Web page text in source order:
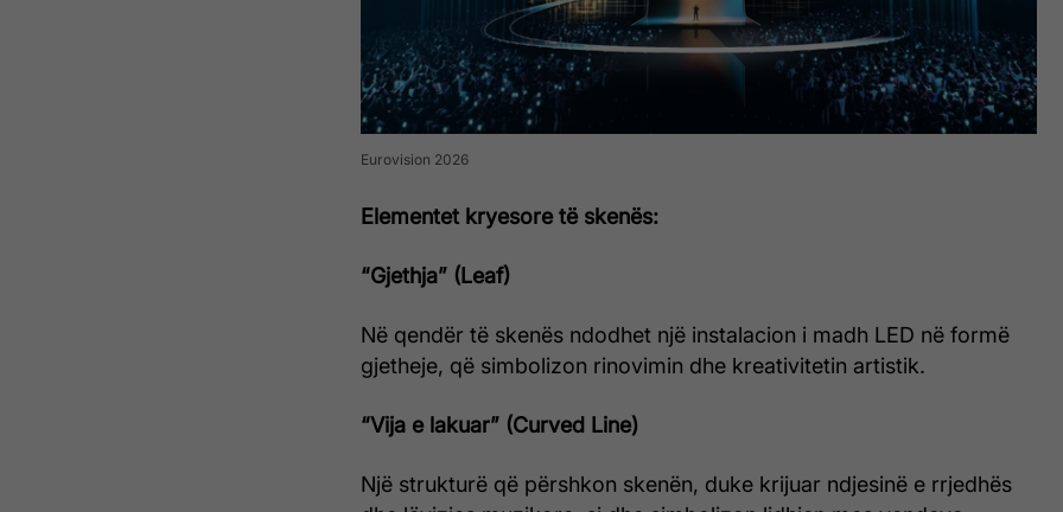
Eurovision 2026
Elementet kryesore të skenës:
“Gjethja” (Leaf)
Në qendër të skenës ndodhet një instalacion i madh LED në formë
gjetheje, që simbolizon rinovimin dhe kreativitetin artistik.
“Vija e lakuar” (Curved Line)
Një strukturë që përshkon skenën, duke krijuar ndjesinë e rrjedhës